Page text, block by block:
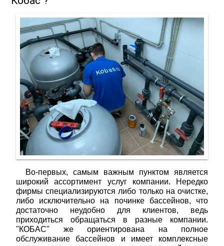
Во-первых, самым важным пунктом является
широкий ассортимент услуг компании. Нередко
фирмы специализируются либо только на очистке,
либо исключительно на починке бассейнов, что
достаточно неудобно для клиентов, ведь
приходиться обращаться в разные компании.
"КОБАС" же ориентирована на полное
обслуживание бассейнов и имеет комплексные